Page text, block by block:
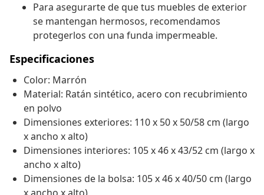
Para asegurarte de que tus muebles de exterior
se mantengan hermosos, recomendamos
protegerlos con una funda impermeable.
Especificaciones
Color: Marrón
Material: Ratán sintético, acero con recubrimiento
en polvo
Dimensiones exteriores: 110 x 50 x 50/58 cm (largo
x ancho x alto)
Dimensiones interiores: 105 x 46 x 43/52 cm (largo x
ancho x alto)
Dimensiones de la bolsa: 105 x 46 x 40/50 cm (largo